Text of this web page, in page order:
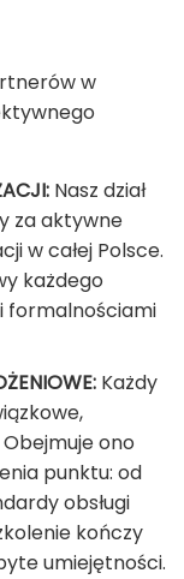
w
Nasz dział
za aktywne
w całej Polsce.
każdego
formalnościami
Każdy
ono
punktu: od
obsługi
kończy
umiejętności.